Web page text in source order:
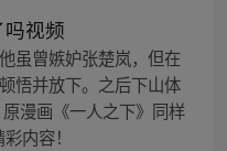
视频
虽曾嫉妒张楚岚，但在
悟并放下。之后下山体
漫画《一人之下》同样
内容！